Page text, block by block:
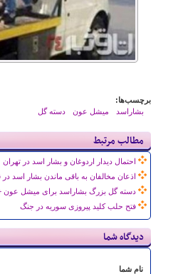
برچسب‌ها:
بشاراسد
میشل عون دسته گل
مطالب مرتبط
احتمال دیدار اردوغان و بشار اسد در تهران
اذعان مخالفان به باقی ماندن بشار اسد
دسته گل بزرگ بشاراسد برای میشل
فتح حلب کلید پیروزی سوریه در جنگ
دیدگاه شما
نام شما